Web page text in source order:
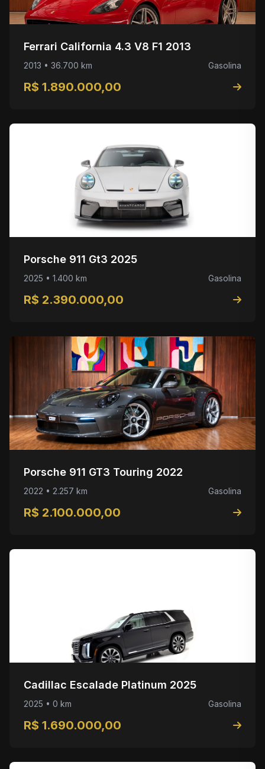
Ferrari California 4.3 V8 F1 2013
2013 • 36.700 km Gasolina
R$ 1.890.000,00
Porsche 911 Gt3 2025
2025 • 1.400 km Gasolina
R$ 2.390.000,00
Porsche 911 GT3 Touring 2022
2022 • 2.257 km Gasolina
R$ 2.100.000,00
Cadillac Escalade Platinum 2025
2025 • 0 km Gasolina
R$ 1.690.000,00